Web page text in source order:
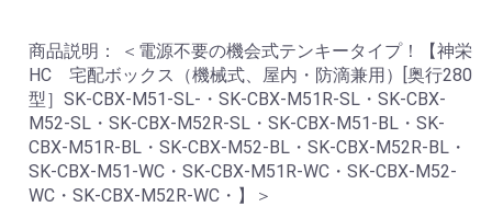
商品説明： ＜電源不要の機会式テンキータイプ！【神栄
HC 宅配ボックス（機械式、屋内・防滴兼用）[奥行280
型］SK-CBX-M51-SL-・SK-CBX-M51R-SL・SK-CBX-
M52-SL・SK-CBX-M52R-SL・SK-CBX-M51-BL・SK-
CBX-M51R-BL・SK-CBX-M52-BL・SK-CBX-M52R-BL・
SK-CBX-M51-WC・SK-CBX-M51R-WC・SK-CBX-M52-
WC・SK-CBX-M52R-WC・】＞